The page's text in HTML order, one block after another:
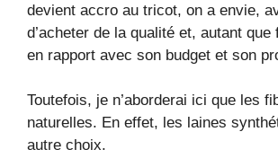
devient accro au tricot, on a envie,
d’acheter de la qualité et, autant que
en rapport avec son budget et son
Toutefois, je n’aborderai ici que les
naturelles. En effet, les laines
autre choix.